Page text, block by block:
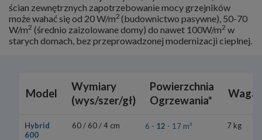
ścian zewnętrznych zapotrzebowanie mocy grzejników
może wahać się od 20 W/m2 (budownictwo pasywne), 50-70
W/m2 (średnio zaizolowane domy) do nawet 100W/m2 w
starych domach, bez przeprowadzonej modernizacji cieplnej.
Model
Wymiary
(wys/szer/gł)
Powierzchnia
Ogrzewania*
Waga
Hybrid
600
60 / 60 / 4 cm 6 - 12 - 17 m² 7 kg